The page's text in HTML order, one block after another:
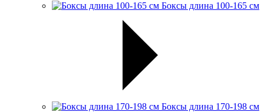
Боксы длина 100-165 см
Боксы длина 170-198 см